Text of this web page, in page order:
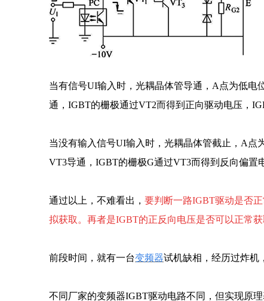
当有信号UI输入时，光耦晶体管导通，A点为低电
通，IGBT的栅极通过VT2而得到正向驱动电压，
当没有输入信号UI输入时，光耦晶体管截止，A点
VT3导通，IGBT的栅极G通过VT3而得到反向偏置
通过以上，不难看出， 要判断一路IGBT驱动是否
拟获取。再者是IGBT的正反向电压是否可以正常
前段时间，就有一台变频器试机缺相，经历过炸机
不同厂家的变频器IGBT驱动电路不同，但实现原